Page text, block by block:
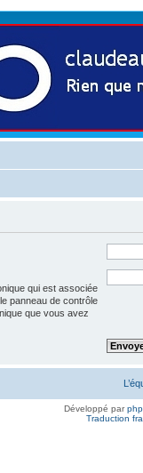
qui est associée
panneau de contrôle
que vous avez
Développé par
Traduction